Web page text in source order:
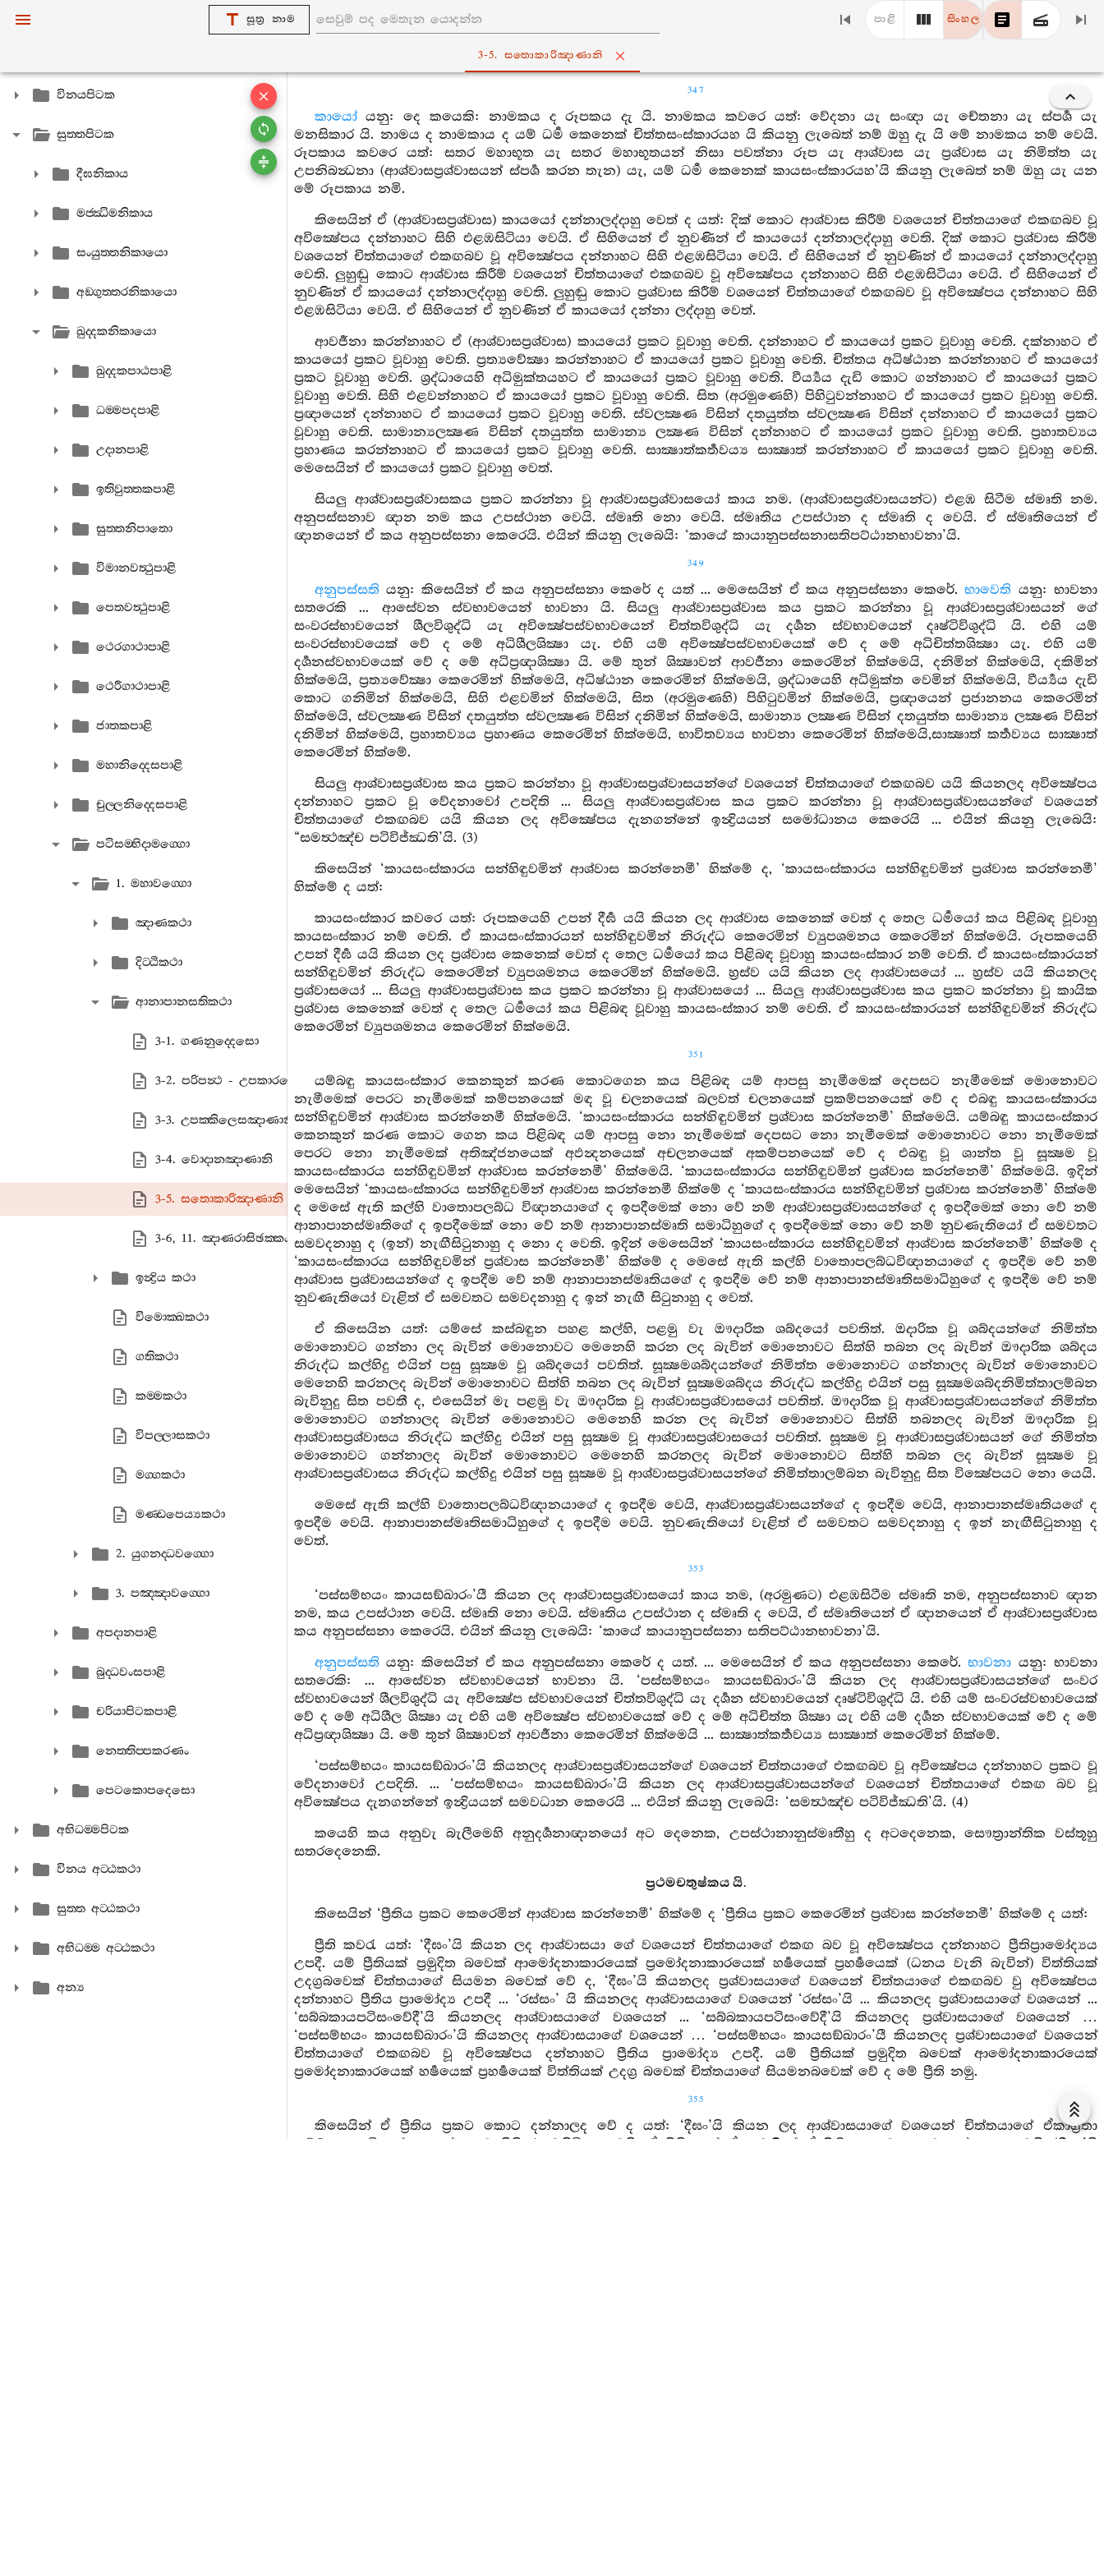
සූත්‍ර නාම පාළි සිංහල
3-5. සතොකාරිඤාණානි
විනයපිටක
සුත‍්තපිටක
දීඝනිකාය
මජ‍්ඣිමනිකාය
සංයුත‍්තනිකායො
අඞ‍්ගුත‍්තරනිකායො
ඛුද‍්දකනිකායො
ඛුද‍්දකපාඨපාළි
ධම‍්මපදපාළි
උදානපාළි
ඉතිවුත‍්තකපාළි
සුත‍්තනිපාතො
විමානවත්‍ථුපාළි
පෙතවත්‍ථුපාළි
ථෙරගාථාපාළි
ථෙරීගාථාපාළි
ජාතකපාළි
මහානිද‍්දෙසපාළි
චුල‍්ලනිද‍්දෙසපාළි
පටිසම‍්භිදාමග‍්ගො
1. මහාවග‍්ගො
ඤාණකථා
දිට‍්ඨිකථා
ආනාපානසතිකථා
3-1. ගණනුද‍්දෙසො
3-2. පරිපන්‍ථ - උපකාරසොළස ඤාණානි
3-3. උපක‍්කිලෙසඤාණානි
3-4. වොදානඤාණානි
3-5. සතොකාරිඤාණානි
3-6, 11. ඤාණරාසිඡක‍්කං
ඉන්‍ද්‍රිය කථා
විමොක‍්ඛකථා
ගතිකථා
කම‍්මකථා
විපල‍්ලාසකථා
මග‍්ගකථා
මණ‍්ඩපෙය්‍යකථා
2. යුගනද‍්ධවග‍්ගො
3. පඤ‍්ඤාවග‍්ගො
අපදානපාළි
බුද‍්ධවංසපාළි
චරියාපිටකපාළි
නෙත‍්තිප‍්පකරණං
පෙටකොපදෙසො
අභිධම‍්මපිටක
විනය අට‍්ඨකථා
සුත‍්ත අට‍්ඨකථා
අභිධම‍්ම අට‍්ඨකථා
අන්‍ය
347
කායෝයනු: දෙ කයෙකි: නාමකය ද රූපකය දැ යි. නාමකය කවරෙ යත්: වේදනා යැ සංඥා යැ චේතනා යැ ස්පර්‍ශ යැ
මනසිකාර යි. නාමය ද නාමකාය ද යම් ධර්‍ම කෙනෙක් චිත්තසංස්කාරයහ යි කියනු ලැබෙත් නම් ඔහු දැ යි මේ නාමකය නම් වෙයි.
රූපකාය කවරෙ යත්: සතර මහාභූත යැ සතර මහාභූතයන් නිසා පවත්නා රූප යැ ආශ්වාස යැ ප්‍රශ්වාස යැ නිමිත්ත යැ
උපනිබන්‍ධනා (ආශ්වාසප්‍රශ්වාසයන් ස්පර්‍ශ කරන තැන) යැ, යම් ධර්‍ම කෙනෙක් කායසංස්කාරයහ’යි කියනු ලැබෙත් නම් ඔහු යැ යන
මේ රූපකාය නමි.
කිසෙයින් ඒ (ආශ්වාසප්‍රශ්වාස) කායයෝ දන්නාලද්දාහු වෙත් ද යත්: දික් කොට ආශ්වාස කිරීම් වශයෙන් චිත්තයාගේ එකඟබව වූ
අවික්‍ෂේපය දන්නාහට සිහි එළඹසිටියා වෙයි. ඒ සිහියෙන් ඒ නුවණින් ඒ කායයෝ දන්නාලද්දාහු වෙති. දික් කොට ප්‍රශ්වාස කිරීම්
වශයෙන් චිත්තයාගේ එකඟබව වූ අවික්‍ෂේපය දන්නාහට සිහි එළඹසිටියා වෙයි. ඒ සිහියෙන් ඒ නුවණින් ඒ කායයෝ දන්නාලද්දාහු
වෙති. ලුහුඬු කොට ආශ්වාස කිරීම් වශයෙන් චිත්තයාගේ එකඟබව වූ අවික්‍ෂේපය දන්නාහට සිහි එළඹසිටියා වෙයි. ඒ සිහියෙන් ඒ
නුවණින් ඒ කායයෝ දන්නාලද්දාහු වෙති. ලුහුඬු කොට ප්‍රශ්වාස කිරීම් වශයෙන් චිත්තයාගේ එකඟබව වූ අවික්‍ෂේපය දන්නාහට සිහි
එළඹසිටියා වෙයි. ඒ සිහියෙන් ඒ නුවණින් ඒ කායයෝ දන්නා ලද්දාහු වෙත්.
ආවර්‍ජනා කරන්නාහට ඒ (ආශ්වාසප්‍රශ්වාස) කායයෝ ප්‍රකට වූවාහු වෙති. දන්නාහට ඒ කායයෝ ප්‍රකට වූවාහු වෙති. දක්නාහට ඒ
කායයෝ ප්‍රකට වූවාහු වෙති. ප්‍රත්‍යවේක්‍ෂා කරන්නාහට ඒ කායයෝ ප්‍රකට වූවාහු වෙති. චිත්තය අධිෂ්ඨාන කරන්නාහට ඒ කායයෝ
ප්‍රකට වූවාහු වෙති. ශ්‍රද්ධායෙහි අධිමුක්තයහට ඒ කායයෝ ප්‍රකට වූවාහු වෙති. වීර්‍ය්‍යය දැඩි කොට ගන්නාහට ඒ කායයෝ ප්‍රකට
වූවාහු වෙති. සිහි එළවන්නාහට ඒ කායයෝ ප්‍රකට වූවාහු වෙති. සිත (අරමුණෙහි) පිහිටුවන්නාහට ඒ කායයෝ ප්‍රකට වූවාහු වෙති.
ප්‍රඥායෙන් දන්නාහට ඒ කායයෝ ප්‍රකට වූවාහු වෙති. ස්වලක්‍ෂණ විසින් දතයුත්ත ස්වලක්‍ෂණ විසින් දන්නාහට ඒ කායයෝ ප්‍රකට
වූවාහු වෙති. සාමාන්‍යලක්‍ෂණ විසින් දතයුත්ත සාමාන්‍ය ලක්‍ෂණ විසින් දන්නාහට ඒ කායයෝ ප්‍රකට වූවාහු වෙති. ප්‍රහාතව්‍යය
ප්‍රහාණය කරන්නාහට ඒ කායයෝ ප්‍රකට වූවාහු වෙති. සාක්‍ෂාත්කර්‍තවය්‍ය සාක්‍ෂාත් කරන්නාහට ඒ කායයෝ ප්‍රකට වූවාහු වෙති.
මෙසෙයින් ඒ කායයෝ ප්‍රකට වූවාහු වෙත්.
සියලු ආශ්වාසප්‍රශ්වාසකය ප්‍රකට කරන්නා වූ ආශ්වාසප්‍රශ්වාසයෝ කාය නම. (ආශ්වාසප්‍රශ්වාසයන්ට) එළඹ සිටීම ස්මෘති නම.
අනුපස්සනාව ඥාන නම කය උපස්ථාන වෙයි. ස්මෘති නො වෙයි. ස්මෘතිය උපස්ථාන ද ස්මෘති ද වෙයි. ඒ ස්මෘතියෙන් ඒ
ඥානයෙන් ඒ කය අනුපස්සනා කෙරෙයි. එයින් කියනු ලැබෙයි: ‘කායේ කායානුපස්සනාසතිපට්ඨානභාවනා’යි.
349
අනුපස්සති යනු: කිසෙයින් ඒ කය අනුපස්සනා කෙරේ ද යත් ... මෙසෙයින් ඒ කය අනුපස්සනා කෙරේ.භාවෙති යනු: භාවනා
සතරෙකි ... ආසේවන ස්වභාවයෙන් භාවනා යි. සියලු ආශ්වාසප්‍රශ්වාස කය ප්‍රකට කරන්නා වූ ආශ්වාසප්‍රශ්වාසයන් ගේ
සංවරස්භාවයෙන් ශීලවිශුද්ධි යැ අවික්‍ෂේපස්වභාවයෙන් චිත්තවිශුද්ධි යැ දර්‍ශන ස්වභාවයෙන් දෘෂ්ටිවිශුද්ධි යි. එහි යම්
සංවරස්භාවයෙක් වේ ද මේ අධිශීලශික්‍ෂා යැ. එහි යම් අවික්‍ෂේපස්වභාවයෙක් වේ ද මේ අධිචිත්තශික්‍ෂා යැ. එහි යම්
දර්‍ශනස්වභාවයෙක් වේ ද මේ අධිප්‍රඥාශික්‍ෂා යි. මේ තුන් ශික්‍ෂාවන් ආවර්‍ජනා කෙරෙමින් හික්මෙයි, දනිමින් හික්මෙයි, දකිමින්
හික්මෙයි, ප්‍රත්‍යවේක්‍ෂා කෙරෙමින් හික්මෙයි, අධිෂ්ඨාන කෙරෙමින් හික්මෙයි, ශ්‍රද්ධායෙහි අධිමුක්ත වෙමින් හික්මෙයි, වීර්‍ය්‍යය දැඩි
කොට ගනිමින් හික්මෙයි, සිහි එළවමින් හික්මෙයි, සිත (අරමුණෙහි) පිහිටුවමින් හික්මෙයි, ප්‍රඥායෙන් ප්‍රජානනය කෙරෙමින්
හික්මෙයි, ස්වලක්‍ෂණ විසින් දතයුත්ත ස්වලක්‍ෂණ විසින් දනිමින් හික්මෙයි, සාමාන්‍ය ලක්‍ෂණ විසින් දතයුත්ත සාමාන්‍ය ලක්‍ෂණ විසින්
දනිමින් හික්මෙයි, ප්‍රහාතව්‍යය ප්‍රහාණය කෙරෙමින් හික්මෙයි, භාවිතව්‍යය භාවනා කෙරෙමින් හික්මෙයි,සාක්‍ෂාත් කර්‍තව්‍යය සාක්‍ෂාත්
කෙරෙමින් හික්මේ.
සියලු ආශ්වාසප්‍රශ්වාස කය ප්‍රකට කරන්නා වූ ආශ්වාසප්‍රශ්වාසයන්ගේ වශයෙන් චිත්තයාගේ එකඟබව යයි කියනලද අවික්‍ෂේපය
දන්නාහට ප්‍රකට වූ වේදනාවෝ උපදිති ... සියලු ආශ්වාසප්‍රශ්වාස කය ප්‍රකට කරන්නා වූ ආශ්වාසප්‍රශ්වාසයන්ගේ වශයෙන්
චිත්තයාගේ එකඟබව යයි කියන ලද අවික්‍ෂේපය දැනගන්නේ ඉන්‍ද්‍රියයන් සමෝධානය කෙරෙයි ... එයින් කියනු ලැබෙයි:
“සමත්‍ථඤ්ච පටිවිජ්ඣති’යි. (3)
කිසෙයින් ‘කායසංස්කාරය සන්හිඳුවමින් ආශ්වාස කරන්නෙමී’ හික්මේ ද, ‘කායසංස්කාරය සන්හිඳුවමින් ප්‍රශ්වාස කරන්නෙමී’
හික්මේ ද යත්:
කායසංස්කාර කවරෙ යත්: රූපකයෙහි උපන් දීර්‍ඝ යයි කියන ලද ආශ්වාස කෙනෙක් වෙත් ද තෙල ධර්‍මයෝ කය පිළිබඳ වූවාහු
කායසංස්කාර නම් වෙති. ඒ කායසංස්කාරයන් සන්හිඳුවමින් නිරුද්ධ කෙරෙමින් ව්‍යුපශමනය කෙරෙමින් හික්මෙයි. රූපකයෙහි
උපන් දීර්‍ඝ යයි කියන ලද ප්‍රශ්වාස කෙනෙක් වෙත් ද තෙල ධර්‍මයෝ කය පිළිබඳ වූවාහු කායසංස්කාර නම් වෙති. ඒ කායසංස්කාරයන්
සන්හිඳුවමින් නිරුද්ධ කෙරෙමින් ව්‍යුපශමනය කෙරෙමින් හික්මෙයි. හ්‍රස්ව යයි කියන ලද ආශ්වාසයෝ ... හ්‍රස්ව යයි කියනලද
ප්‍රශ්වාසයෝ ... සියලු ආශ්වාසප්‍රශ්වාස කය ප්‍රකට කරන්නා වූ ආශ්වාසයෝ ... සියලු ආශ්වාසප්‍රශ්වාස කය ප්‍රකට කරන්නා වූ කායික
ප්‍රශ්වාස කෙනෙක් වෙත් ද තෙල ධර්‍මයෝ කය පිළිබඳ වූවාහු කායසංස්කාර නම් වෙති. ඒ කායසංස්කාරයන් සන්හිඳුවමින් නිරුද්ධ
කෙරෙමින් ව්‍යුපශමනය කෙරෙමින් හික්මෙයි.
351
යම්බඳු කායසංස්කාර කෙනකුන් කරණ කොටගෙන කය පිළිබඳ යම් ආපසු නැමීමෙක් දෙපසට නැමීමෙක් මොනොවට
නැමීමෙක් පෙරට නැමීමෙක් කම්පනයෙක් මඳ වූ චලනයෙක් බලවත් චලනයෙක් ප්‍රකම්පනයෙක් වේ ද එබඳු කායසංස්කාරය
සන්හිඳුවමින් ආශ්වාස කරන්නෙමී හික්මෙයි. ‘කායසංස්කාරය සන්හිඳුවමින් ප්‍රශ්වාස කරන්නෙමී’ හික්මෙයි. යම්බඳු කායසංස්කාර
කෙනකුන් කරණ කොට ගෙන කය පිළිබඳ යම් ආපසු නො නැමීමෙක් දෙපසට නො නැමීමෙක් මොනොවට නො නැමීමෙක්
පෙරට නො නැමීමෙක් අතිඤ්ජනයෙක් අඵන්‍දනයෙක් අචලනයෙක් අකම්පනයෙක් වේ ද එබඳු වූ ශාන්ත වූ සූක්‍ෂම වූ
කායසංස්කාරය සන්හිඳුවමින් ආශ්වාස කරන්නෙමී’ හික්මෙයි. ‘කායසංස්කාරය සන්හිඳුවමින් ප්‍රශ්වාස කරන්නෙමී’ හික්මෙයි. ඉදින්
මෙසෙයින් ‘කායසංස්කාරය සන්හිඳුවමින් ආශ්වාස කරන්නෙමී හික්මේ ද ‘කායසංස්කාරය සන්හිඳුවමින් ප්‍රශ්වාස කරන්නෙමී’ හික්මේ
ද මෙසේ ඇති කල්හි වාතොපලබ්ධ විඥානයාගේ ද ඉපදීමෙක් නො වේ නම් ආශ්වාසප්‍රශ්වාසයන්ගේ ද ඉපදීමෙක් නො වේ නම්
ආනාපානස්මෘතිගේ ද ඉපදීමෙක් නො වේ නම් ආනාපානස්මෘති සමාධිහුගේ ද ඉපදීමෙක් නො වේ නම් නුවණැතියෝ ඒ සමවතට
සමවදනාහු ද (ඉන්) නැඟීසිටුනාහු ද නො ද වෙති. ඉදින් මෙසෙයින් ‘කායසංස්කාරය සන්හිඳුවමින් ආශ්වාස කරන්නෙමී’ හික්මේ ද
‘කායසංස්කාරය සන්හිඳුවමින් ප්‍රශ්වාස කරන්නෙමී’ හික්මේ ද මෙසේ ඇති කල්හි වාතොපලබ්ධවිඥානයාගේ ද ඉපදීම වේ නම්
ආශ්වාස ප්‍රශ්වාසයන්ගේ ද ඉපදීම වේ නම් ආනාපානස්මෘතියගේ ද ඉපදීම වේ නම් ආනාපානස්මෘතිසමාධිහුගේ ද ඉපදීම වේ නම්
නුවණැතියෝ වැළිත් ඒ සමවතට සමවදනාහු ද ඉන් නැඟී සිටුනාහු ද වෙත්.
ඒ කිසෙයින යත්: යම්සේ කස්බඳුන පහළ කල්හි, පළමු වැ ඖදාරික ශබ්දයෝ පවතිත්. ඔදාරික වූ ශබ්දයන්ගේ නිමිත්ත
මොනොවට ගන්නා ලද බැවින් මොනොවට මෙනෙහි කරන ලද බැවින් මොනොවට සිත්හි තබන ලද බැවින් ඖදාරික ශබ්දය
නිරුද්ධ කල්හිදු එයින් පසු සූක්‍ෂම වූ ශබ්දයෝ පවතිත්. සූක්‍ෂමශබ්දයන්ගේ නිමිත්ත මොනොවට ගන්නාලද බැවින් මොනොවට
මෙනෙහි කරනලද බැවින් මොනොවට සිත්හි තබන ලද බැවින් සූක්‍ෂමශබ්දය නිරුද්ධ කල්හිදු එයින් පසු සූක්‍ෂමශබ්දනිමිත්තාලම්බන
බැවිනුදු සිත පවතී ද, එසෙයින් මැ පළමු වැ ඖදාරික වූ ආශ්වාසප්‍රශ්වාසයෝ පවතිත්. ඖදාරික වූ ආශ්වාසප්‍රශ්වාසයන්ගේ නිමිත්ත
මොනොවට ගන්නාලද බැවින් මොනොවට මෙනෙහි කරන ලද බැවින් මොනොවට සිත්හි තබනලද බැවින් ඖදාරික වූ
ආශ්වාසප්‍රශ්වාසය නිරුද්ධ කල්හිදු එයින් පසු සූක්‍ෂම වූ ආශ්වාසප්‍රශ්වාසයෝ පවතිත්. සූක්‍ෂම වූ ආශ්වාසප්‍රශ්වාසයන් ගේ නිමිත්ත
මොනොවට ගන්නාලද බැවින් මොනොවට මෙනෙහි කරනලද බැවින් මොනොවට සිත්හි තබන ලද බැවින් සූක්‍ෂම වූ
ආශ්වාසප්‍රශ්වාසය නිරුද්ධ කල්හිදු එයින් පසු සූක්‍ෂම වූ ආශ්වාසප්‍රශ්වාසයන්ගේ නිමිත්තාලම්බන බැවිනුදු සිත වික්‍ෂේපයට නො යෙයි.
මෙසේ ඇති කල්හි වාතොපලබ්ධවිඥානයාගේ ද ඉපදීම වෙයි, ආශ්වාසප්‍රශ්වාසයන්ගේ ද ඉපදීම වෙයි, ආනාපානස්මෘතියගේ ද
ඉපදීම වෙයි. ආනාපානස්මෘතිසමාධිහුගේ ද ඉපදීම වෙයි. නුවණැතියෝ වැළිත් ඒ සමවතට සමවදනාහු ද ඉන් නැඟීසිටුනාහු ද
වෙත්.
353
‘පස්සම්භයං කායසඞ්ඛාරං’යී කියන ලද ආශ්වාසප්‍රශ්වාසයෝ කාය නම, (අරමුණට) එළඹසිටීම ස්මෘති නම, අනුපස්සනාව ඥාන
නම, කය උපස්ථාන වෙයි. ස්මෘති නො වෙයි. ස්මෘතිය උපස්ථාන ද ස්මෘති ද වෙයි, ඒ ස්මෘතියෙන් ඒ ඥානයෙන් ඒ ආශ්වාසප්‍රශ්වාස
කය අනුපස්සනා කෙරෙයි. එයින් කියනු ලැබෙයි: ‘කායේ කායානුපස්සනා සතිපට්ඨානභාවනා’යි.
අනුපස්සති යනු: කිසෙයින් ඒ කය අනුපස්සනා කෙරේ ද යත්. ... මෙසෙයින් ඒ කය අනුපස්සනා කෙරේ.භාවනා යනු: භාවනා
සතරෙකි: ... ආසේවන ස්වභාවයෙන් භාවනා යි. ‘පස්සම්භයං කායසඞ්ඛාරං’යි කියන ලද ආශ්වාසප්‍රශ්වාසයන්ගේ සංවර
ස්වභාවයෙන් ශීලවිශුද්ධි යැ අවික්‍ෂේප ස්වභාවයෙන් චිත්තවිශුද්ධි යැ දර්‍ශන ස්වභාවයෙන් දෘෂ්ටිවිශුද්ධි යි. එහි යම් සංවරස්වභාවයෙක්
වේ ද මේ අධිශීල ශික්‍ෂා යැ එහි යම් අවික්‍ෂේප ස්වභාවයෙක් වේ ද මේ අධිචිත්ත ශික්‍ෂා යැ එහි යම් දර්‍ශන ස්වභාවයෙක් වේ ද මේ
අධිප්‍රඥාශික්‍ෂා යි. මේ තුන් ශික්‍ෂාවන් ආවර්‍ජනා කෙරෙමින් හික්මෙයි ... සාක්‍ෂාත්කර්‍තවය්‍ය සාක්‍ෂාත් කෙරෙමින් හික්මේ.
‘පස්සම්භයං කායසඞ්ඛාරං’යි කියනලද ආශ්වාසප්‍රශ්වාසයන්ගේ වශයෙන් චිත්තයාගේ එකඟබව වූ අවික්‍ෂේපය දන්නාහට ප්‍රකට වූ
වේදනාවෝ උපදිති. ... ‘පස්සම්භයං කායසඞ්ඛාරං’යි කියන ලද ආශ්වාසප්‍රශ්වාසයන්ගේ වශයෙන් චිත්තයාගේ එකඟ බව වූ
අවික්‍ෂේපය දැනගන්නේ ඉන්‍ද්‍රියයන් සමවධාන කෙරෙයි ... එයින් කියනු ලැබෙයි: ‘සමත්‍ථඤ්ච පටිවිජ්ඣති’යි. (4)
කයෙහි කය අනුවැ බැලීමෙහි අනුදර්‍ශනාඥානයෝ අට දෙනෙක, උපස්ථානානුස්මෘතීහු ද අටදෙනෙක, සෞත්‍රාන්තික වස්තූහු
සතරදෙනෙකි.
ප්‍රථමචතුෂ්කය යි.
කිසෙයින් ‘ප්‍රීතිය ප්‍රකට කෙරෙමින් ආශ්වාස කරන්නෙමී’ හික්මේ ද ‘ප්‍රීතිය ප්‍රකට කෙරෙමින් ප්‍රශ්වාස කරන්නෙමී’ හික්මේ ද යත්:
ප්‍රීති කවරැ යත්: ‘දීඝං’යි කියන ලද ආශ්වාසයා ගේ වශයෙන් චිත්තයාගේ එකඟ බව වූ අවික්‍ෂේපය දන්නාහට ප්‍රීතිප්‍රාමෝද්‍යය
උපදී. යම් ප්‍රීතියක් ප්‍රමුදිත බවෙක් ආමෝදනාකාරයෙක් ප්‍රමෝදනාකාරයෙක් හර්‍ෂයෙක් ප්‍රහර්‍ෂයෙක් (ධනය වැනි බැවින්) විත්තියක්
උදග්‍රබවෙක් චිත්තයාගේ සියමන බවෙක් වේ ද, ‘දීඝං’යි කියනලද ප්‍රශ්වාසයාගේ වශයෙන් චිත්තයාගේ එකඟබව වු අවික්‍ෂේපය
දන්නාහට ප්‍රීතිය ප්‍රාමෝද්‍ය උපදී ... ‘රස්සං’ යි කියනලද ආශ්වාසයාගේ වශයෙන් ‘රස්සං’යි ... කියනලද ප්‍රශ්වාසයාගේ වශයෙන් ...
‘සබ්බකායපටිසංවේදී’යි කියනලද ආශ්වාසයාගේ වශයෙන් ... ‘සබ්බකායපටිසංවේදී’යි කියනලද ප්‍රශ්වාසයාගේ වශයෙන් …
‘පස්සම්භයං කායසඞ්ඛාරං’යි කියනලද ආශ්වාසයාගේ වශයෙන් … ‘පස්සම්භයං කායසඞ්ඛාරං’යී කියනලද ප්‍රශ්වාසයාගේ වශයෙන්
චිත්තයාගේ එකඟබව වූ අවික්‍ෂේපය දන්නාහට ප්‍රීතිය ප්‍රාමෝද්‍ය උපදී. යම් ප්‍රීතියක් ප්‍රමුදිත බවෙක් ආමෝදනාකාරයෙක්
ප්‍රමෝදනාකාරයෙක් හර්‍ෂයෙක් ප්‍රහර්‍ෂයෙක් විත්තියක් උදග්‍ර බවෙක් චිත්තයාගේ සියමනබවෙක් වේ ද මේ ප්‍රීති නමු.
355
කිසෙයින් ඒ ප්‍රීතිය ප්‍රකට කොට දන්නාලද වේ ද යත්: ‘දීඝං’යි කියන ලද ආශ්වාසයාගේ වශයෙන් චිත්තයාගේ ඒකාග්‍රතා
සඞ්ඛ්‍යාත අවික්‍ෂේපය දන්නාහට සිහි එළඹසිටියා වෙයි. ඒ සිහියෙන් ඒ නුවණින් ඒ ප්‍රීතිය ප්‍රකට කොට දන්නාලද වෙයි. ‘දීඝං’යි